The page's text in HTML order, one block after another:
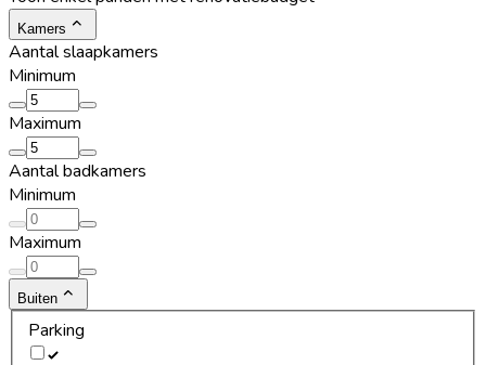
Kamers
Aantal slaapkamers
Minimum
Maximum
Aantal badkamers
Minimum
Maximum
Buiten
Parking